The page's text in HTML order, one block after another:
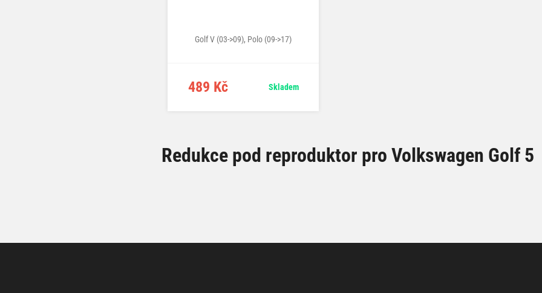
Golf V (03->09), Polo (09->17)
489 Kč Skladem
Redukce pod reproduktor pro Volkswagen Golf 5